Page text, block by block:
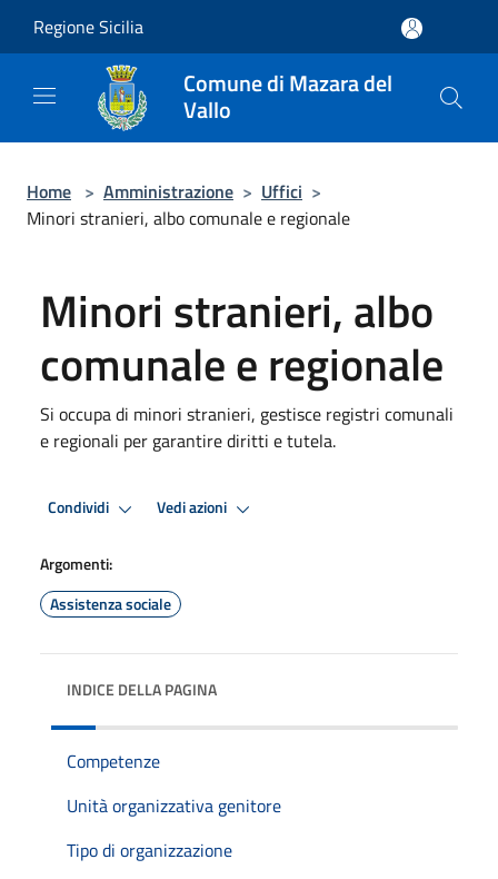
Regione Sicilia
Comune di Mazara del
Vallo
Home > Amministrazione > Uffici >
Minori stranieri, albo comunale e regionale
Minori stranieri, albo
comunale e regionale
Si occupa di minori stranieri, gestisce registri comunali
e regionali per garantire diritti e tutela.
Condividi Vedi azioni
Argomenti:
Assistenza sociale
INDICE DELLA PAGINA
Competenze
Unità organizzativa genitore
Tipo di organizzazione